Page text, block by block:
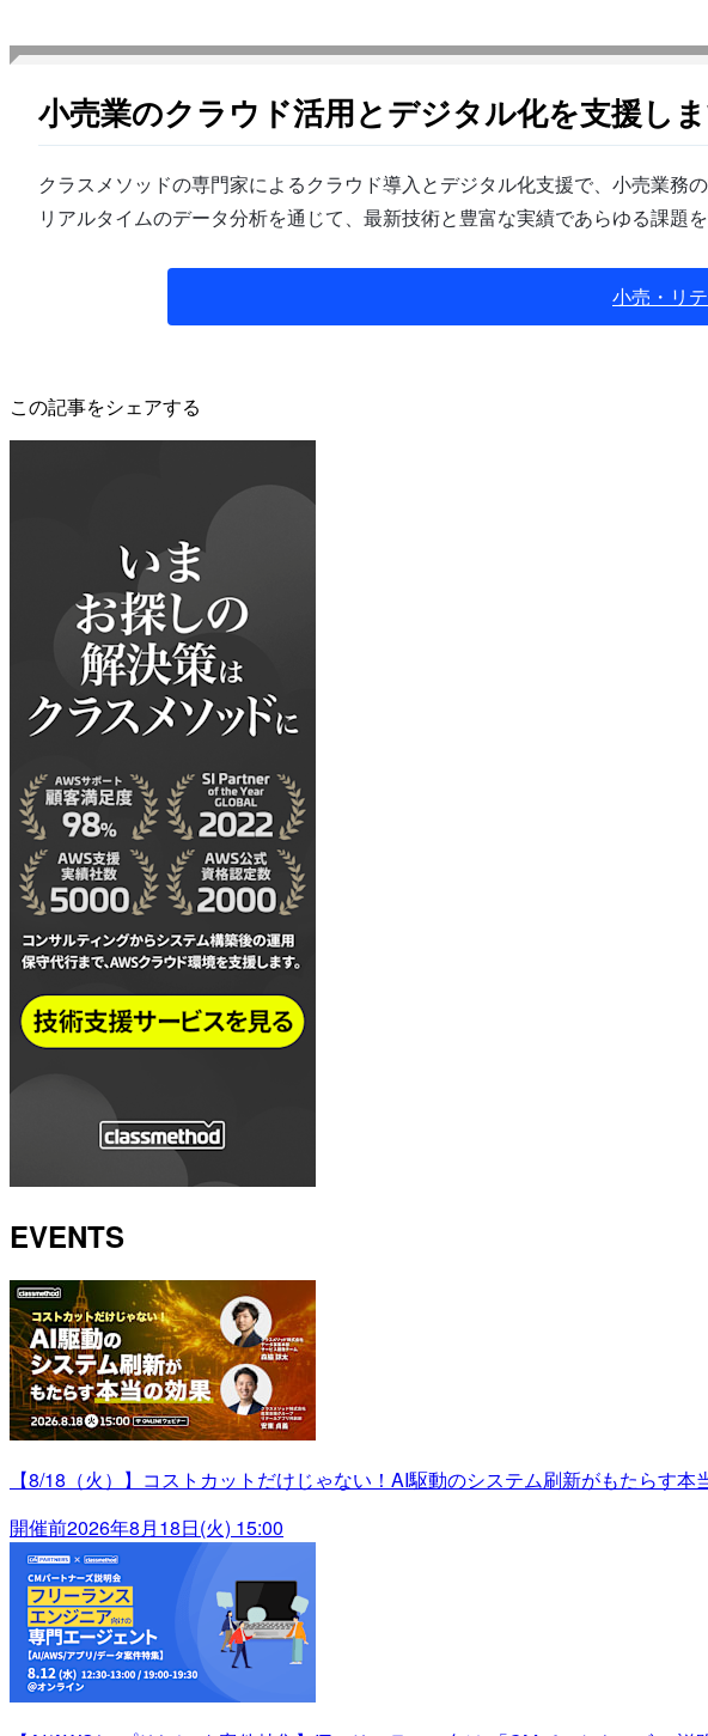
小売業のクラウド活用とデジタル化を支援し
クラスメソッドの専門家によるクラウド導入とデジタル化支援で、小売業務
リアルタイムのデータ分析を通じて、最新技術と豊富な実績であらゆる課題
小売・リ
この記事をシェアする
EVENTS
【8/18（火）】コストカットだけじゃない！AI駆動のシステム刷新がもたらす本
開催前2026年8月18日(火) 15:00